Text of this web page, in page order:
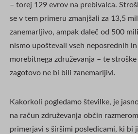
Večje občine 68.366.819
Velike občine 108.899.416
Skupna vsota 274.547.034
– torej 129 evrov na prebivalca.
se v tem primeru zmanjšali za 13,5
zanemarljivo, ampak daleč od 500
nismo upoštevali vseh neposrednih
morebitnega združevanja – te
zagotovo ne bi bili zanemarljivi.
Kakorkoli pogledamo številke, je
na račun združevanja občin
primerjavi s širšimi posledicami, ki bi